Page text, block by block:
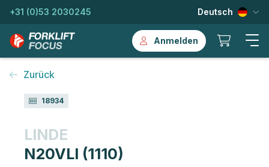
+31 (0)53 2030245 Deutsch
Anmelden
Zurück
18934
LINDE
N20VLI (1110)